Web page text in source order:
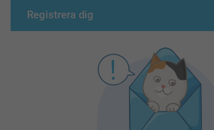
Registrera dig